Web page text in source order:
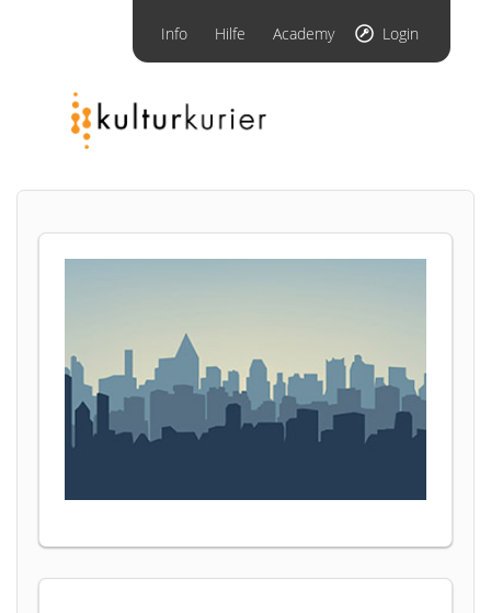
Info Hilfe Academy Login